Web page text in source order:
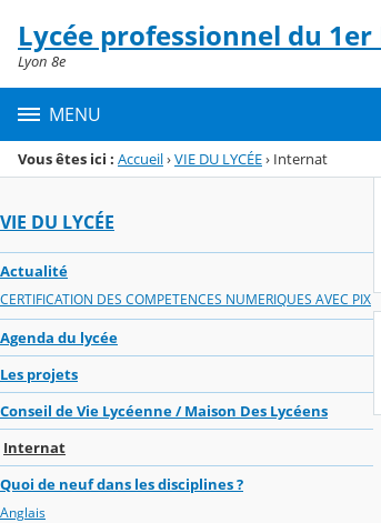
Menu de la rubrique
Contenu
Lycée professionnel du 1er
Lyon 8e
MENU
Vous êtes ici : Accueil›VIE DU LYCÉE› Internat
VIE DU LYCÉE
Actualité
CERTIFICATION DES COMPETENCES NUMERIQUES AVEC PIX
Agenda du lycée
Les projets
Conseil de Vie Lycéenne / Maison Des Lycéens
Internat
Quoi de neuf dans les disciplines ?
Anglais